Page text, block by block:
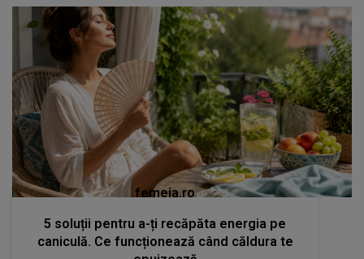
femeia.ro
5 soluții pentru a-ți recăpăta energia pe
caniculă. Ce funcționează când căldura te